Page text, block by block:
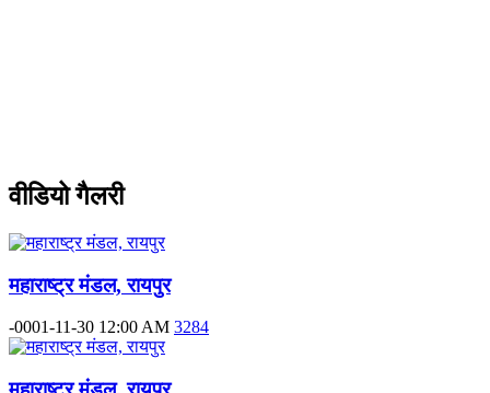
वीडियो गैलरी
महाराष्ट्र मंडल, रायपुर
-0001-11-30 12:00 AM 3284